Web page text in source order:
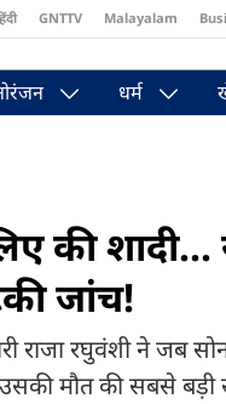
GNTTV Malayalam
धर्म
शादी...
जांच!
राजा रघुवंशी ने जब
मौत की सबसे